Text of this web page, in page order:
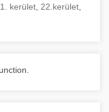
kerület 22.kerület